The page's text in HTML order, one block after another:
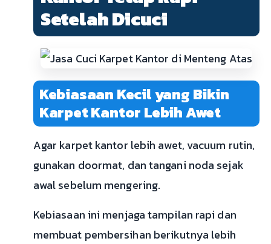
Setelah Dicuci
Kebiasaan Kecil yang Bikin
Karpet Kantor Lebih Awet
Agar karpet kantor lebih awet, vacuum rutin,
gunakan doormat, dan tangani noda sejak
awal sebelum mengering.
Kebiasaan ini menjaga tampilan rapi dan
membuat pembersihan berikutnya lebih